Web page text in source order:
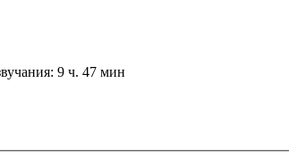
9 ч. 47 мин